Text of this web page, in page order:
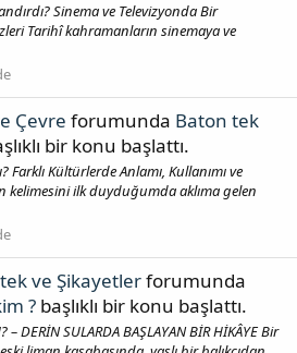
Sinema ve Televizyonda Bir
Tarihî kahramanların sinemaya ve
Çevre forumunda Baton tek
bir konu başlattı.
Farklı Kültürlerde Anlamı, Kullanımı ve
kelimesini ilk duyduğumda aklıma gelen
ve Şikayetlerforumunda
? başlıklı bir konu başlattı.
– DERİN SULARDA BAŞLAYAN BİR HİKÂYE Bir